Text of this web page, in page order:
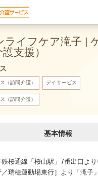
ライフケア滝子 |
支援）
（訪問介護） デイサービス
（訪問介護）
基本情報
桜通線「桜山駅」7番出口よ
瑞穂運動場東行］より「滝子